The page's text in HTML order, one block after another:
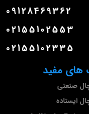
های مفید
صنعتی
ایستاده
09128469362
02155102553
02155102335